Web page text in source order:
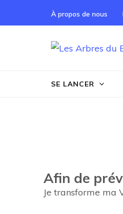
À propos de nous
SE LANCER
Afin de
Je transforme ma